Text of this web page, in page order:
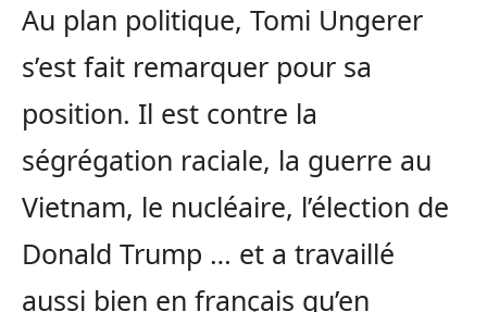
Au plan politique, Tomi Ungerer
s’est fait remarquer pour sa
position. Il est contre la
ségrégation raciale, la guerre au
Vietnam, le nucléaire, l’élection de
Donald Trump … et a travaillé
aussi bien en français qu’en